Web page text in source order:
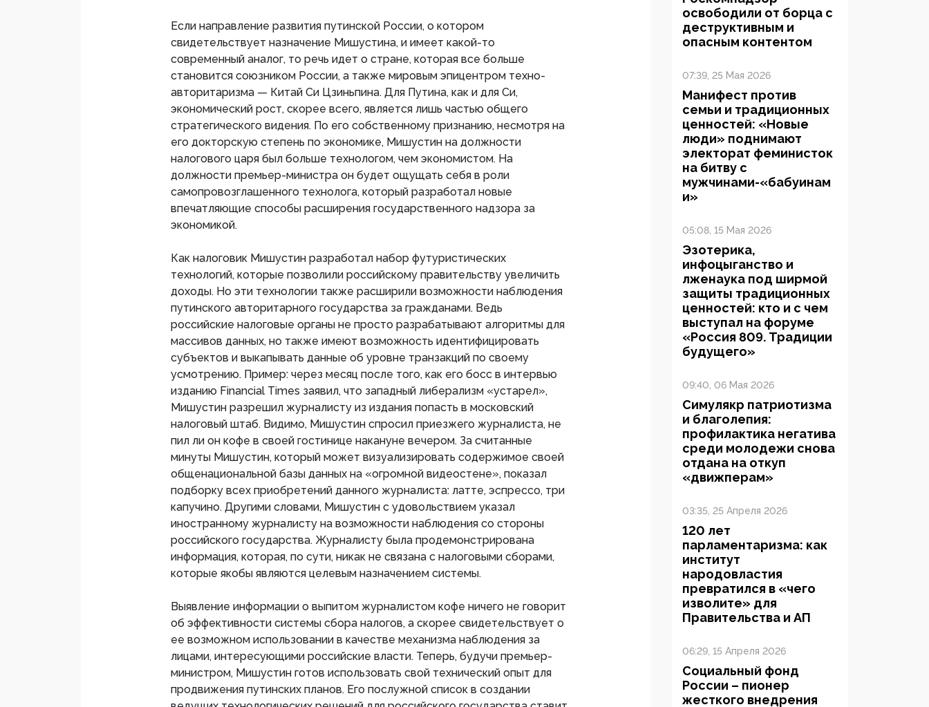
Если направление развития путинской России, о котором
свидетельствует назначение Мишустина, и имеет какой-то
современный аналог, то речь идет о стране, которая все больше
становится союзником России, а также мировым эпицентром техно-
авторитаризма — Китай Си Цзиньпина. Для Путина, как и для Си,
экономический рост, скорее всего, является лишь частью общего
стратегического видения. По его собственному признанию, несмотря на
его докторскую степень по экономике, Мишустин на должности
налогового царя был больше технологом, чем экономистом. На
должности премьер-министра он будет ощущать себя в роли
самопровозглашенного технолога, который разработал новые
впечатляющие способы расширения государственного надзора за
экономикой.
Как налоговик Мишустин разработал набор футуристических
технологий, которые позволили российскому правительству увеличить
доходы. Но эти технологии также расширили возможности наблюдения
путинского авторитарного государства за гражданами. Ведь
российские налоговые органы не просто разрабатывают алгоритмы для
массивов данных, но также имеют возможность идентифицировать
субъектов и выкапывать данные об уровне транзакций по своему
усмотрению. Пример: через месяц после того, как его босс в интервью
изданию Financial Times заявил, что западный либерализм «устарел»,
Мишустин разрешил журналисту из издания попасть в московский
налоговый штаб. Видимо, Мишустин спросил приезжего журналиста, не
пил ли он кофе в своей гостинице накануне вечером. За считанные
минуты Мишустин, который может визуализировать содержимое своей
общенациональной базы данных на «огромной видеостене», показал
подборку всех приобретений данного журналиста: латте, эспрессо, три
капучино. Другими словами, Мишустин с удовольствием указал
иностранному журналисту на возможности наблюдения со стороны
российского государства. Журналисту была продемонстрирована
информация, которая, по сути, никак не связана с налоговыми сборами,
которые якобы являются целевым назначением системы.
Выявление информации о выпитом журналистом кофе ничего не говорит
об эффективности системы сбора налогов, а скорее свидетельствует о
ее возможном использовании в качестве механизма наблюдения за
лицами, интересующими российские власти. Теперь, будучи премьер-
министром, Мишустин готов использовать свой технический опыт для
продвижения путинских планов. Его послужной список в создании
освободили от борца с
деструктивным и
опасным контентом
07:39, 25 Мая 2026
Манифест против
семьи и традиционных
ценностей: «Новые
люди» поднимают
электорат феминисток
на битву с
мужчинами-«бабуинам
и»
05:08, 15 Мая 2026
Эзотерика,
инфоцыганство и
лженаука под ширмой
защиты традиционных
ценностей: кто и с чем
выступал на форуме
«Россия 809. Традиции
будущего»
09:40, 06 Мая 2026
Симулякр патриотизма
и благолепия:
профилактика негатива
среди молодежи снова
отдана на откуп
«движперам»
03:35, 25 Апреля 2026
120 лет
парламентаризма: как
институт
народовластия
превратился в «чего
изволите» для
Правительства и АП
06:29, 15 Апреля 2026
Социальный фонд
России – пионер
жесткого внедрения